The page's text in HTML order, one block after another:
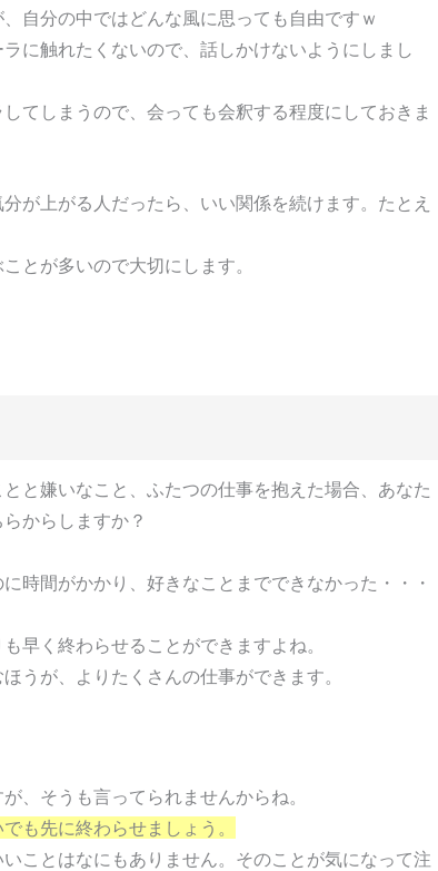
自分の中ではどんな風に思っても自由ですｗ
に触れたくないので、話しかけないようにしまし
てしまうので、会っても会釈する程度にしておきま
が上がる人だったら、いい関係を続けます。たとえ
とが多いので大切にします。
と嫌いなこと、ふたつの仕事を抱えた場合、あなた
からしますか？
時間がかかり、好きなことまでできなかった・・・
早く終わらせることができますよね。
うが、よりたくさんの仕事ができます。
、そうも言ってられませんからね。
も先に終わらせましょう。
ことはなにもありません。そのことが気になって注